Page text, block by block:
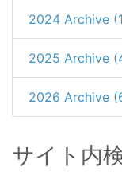
2024 Archive
2025 Archive
2026 Archive
サイト内